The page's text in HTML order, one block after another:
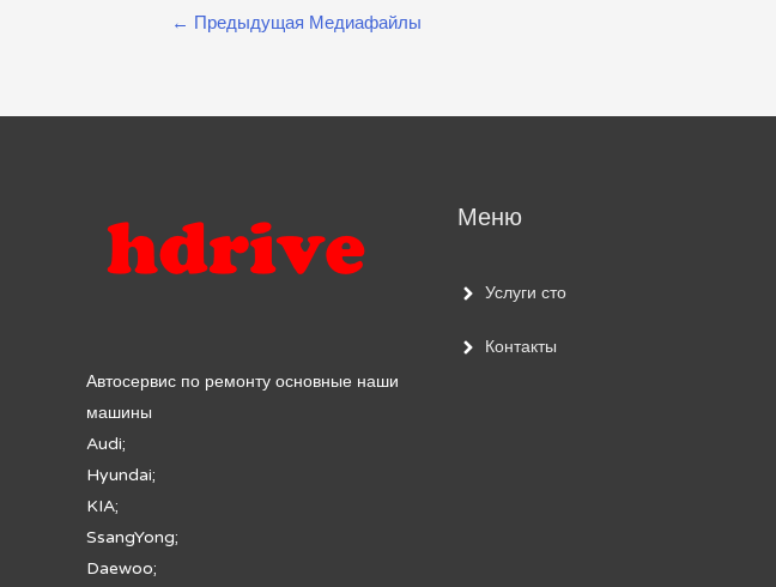
Навигация
← Предыдущая Медиафайлы
Автосервис по ремонту основные наши
машины
Audi;
Hyundai;
KIA;
SsangYong;
Daewoo;
Меню
Услуги сто
Контакты